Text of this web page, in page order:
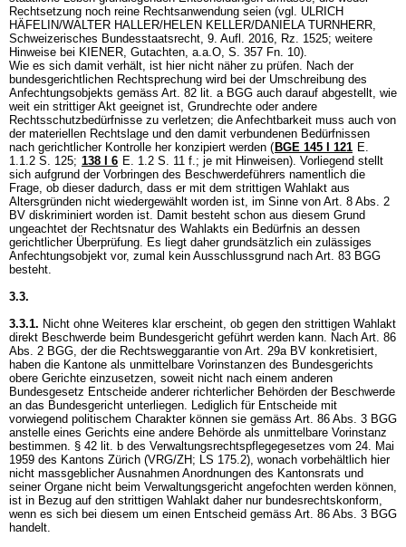
Rechtsetzung noch reine Rechtsanwendung seien (vgl. ULRICH
HÄFELIN/WALTER HALLER/HELEN KELLER/DANIELA TURNHERR,
Schweizerisches Bundesstaatsrecht, 9. Aufl. 2016, Rz. 1525; weitere
Hinweise bei KIENER, Gutachten, a.a.O, S. 357 Fn. 10).
Wie es sich damit verhält, ist hier nicht näher zu prüfen. Nach der
bundesgerichtlichen Rechtsprechung wird bei der Umschreibung des
Anfechtungsobjekts gemäss Art. 82 lit. a BGG auch darauf abgestellt, wie
weit ein strittiger Akt geeignet ist, Grundrechte oder andere
Rechtsschutzbedürfnisse zu verletzen; die Anfechtbarkeit muss auch von
der materiellen Rechtslage und den damit verbundenen Bedürfnissen
nach gerichtlicher Kontrolle her konzipiert werden ( BGE 145 I 121 E.
1.1.2 S. 125; 138 I 6 E. 1.2 S. 11 f.; je mit Hinweisen). Vorliegend stellt
sich aufgrund der Vorbringen des Beschwerdeführers namentlich die
Frage, ob dieser dadurch, dass er mit dem strittigen Wahlakt aus
Altersgründen nicht wiedergewählt worden ist, im Sinne von Art. 8 Abs. 2
BV diskriminiert worden ist. Damit besteht schon aus diesem Grund
ungeachtet der Rechtsnatur des Wahlakts ein Bedürfnis an dessen
gerichtlicher Überprüfung. Es liegt daher grundsätzlich ein zulässiges
Anfechtungsobjekt vor, zumal kein Ausschlussgrund nach Art. 83 BGG
besteht.
3.3.
3.3.1. Nicht ohne Weiteres klar erscheint, ob gegen den strittigen Wahlakt
direkt Beschwerde beim Bundesgericht geführt werden kann. Nach Art. 86
Abs. 2 BGG, der die Rechtsweggarantie von Art. 29a BV konkretisiert,
haben die Kantone als unmittelbare Vorinstanzen des Bundesgerichts
obere Gerichte einzusetzen, soweit nicht nach einem anderen
Bundesgesetz Entscheide anderer richterlicher Behörden der Beschwerde
an das Bundesgericht unterliegen. Lediglich für Entscheide mit
vorwiegend politischem Charakter können sie gemäss Art. 86 Abs. 3 BGG
anstelle eines Gerichts eine andere Behörde als unmittelbare Vorinstanz
bestimmen. § 42 lit. b des Verwaltungsrechtspflegegesetzes vom 24. Mai
1959 des Kantons Zürich (VRG/ZH; LS 175.2), wonach vorbehältlich hier
nicht massgeblicher Ausnahmen Anordnungen des Kantonsrats und
seiner Organe nicht beim Verwaltungsgericht angefochten werden können,
ist in Bezug auf den strittigen Wahlakt daher nur bundesrechtskonform,
wenn es sich bei diesem um einen Entscheid gemäss Art. 86 Abs. 3 BGG
handelt.